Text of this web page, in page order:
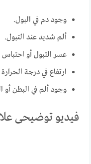
وجود دم في البول.
ألم شديد عند التبول.
عسر التبول أو احتباس
ارتفاع في درجة
وجود ألم في البطن أو
فيديو توضيحى